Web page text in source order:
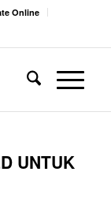
Online
UNTUK